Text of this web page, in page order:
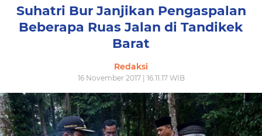
Suhatri Bur Janjikan Pengaspalan
Beberapa Ruas Jalan di Tandikek
Barat
Redaksi
16 November 2017 | 16.11.17 WIB